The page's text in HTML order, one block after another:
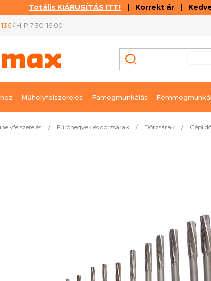
Totális KIÁRUSÍTÁS ITT! | Korrekt ár |
/ H-P 7:30-16:00
Műhelyfelszerelés Famegmunkálás
/ Fúróhegyek és dörzsárak / Dörzsárak / Gépi